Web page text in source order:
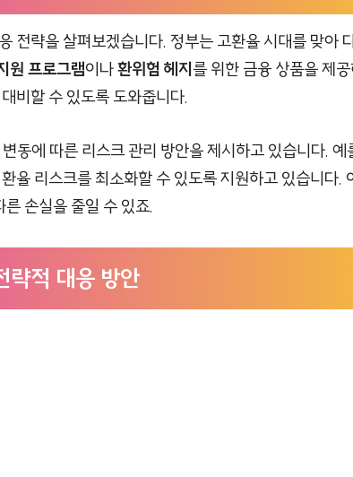
전략을 살펴보겠습니다. 정부는 고환율 시대를 맞아
원 프로그램이나환위험 헤지를 위한 금융 상품을 제
비할 수 있도록 도와줍니다.
동에 따른 리스크 관리 방안을 제시하고 있습니다. 예
율 리스크를 최소화할 수 있도록 지원하고 있습니다.
손실을 줄일 수 있죠.
략적 대응 방안